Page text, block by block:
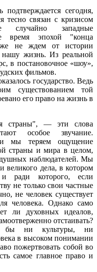
сегодня,
тесно связан с кризисом
случайно западные
время эпохой "конца
не ждем от истории
нашу жизнь. Из реальной
в постановочное «шоу»,
фильмов.
государство. Ведь
существованием той
его право на жизнь в
страны", — эти слова
особое звучание.
мы теряем ощущение
страны и мира в целом,
наблюдателей. Мы
великого дела, в котором
ради которого, если
не только свои частные
не человек существует
человека. Однако само
ли духовных идеалов,
отстаивать?
бы ни культуры, ни
в высоком понимании
пожертвовать собой во
самое главное право и